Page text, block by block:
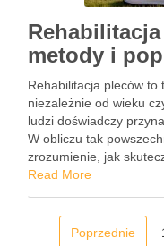
metody i
Rehabilitacja pleców to
niezależnie od wieku
ludzi doświadczy
W obliczu tak
zrozumienie, jak
ograniczać
Read More
Poprzednie